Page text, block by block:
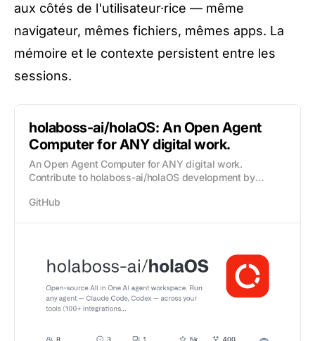
aux côtés de l'utilisateur·rice — même
navigateur, mêmes fichiers, mêmes apps. La
mémoire et le contexte persistent entre les
sessions.
holaboss-ai/holaOS: An Open Agent
Computer for ANY digital work.
An Open Agent Computer for ANY digital work.
Contribute to holaboss-ai/holaOS development by
GitHub